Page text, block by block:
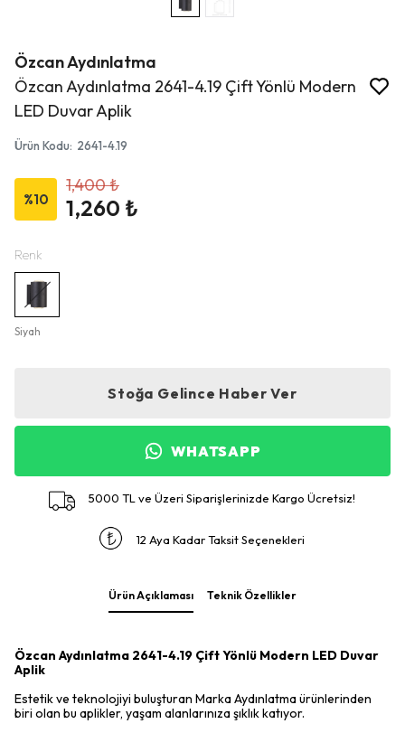
Özcan Aydınlatma
Özcan Aydınlatma 2641-4.19 Çift Yönlü Modern
LED Duvar Aplik
Ürün Kodu: 2641-4.19
%10
1,400 ₺
1,260 ₺
Renk
Siyah
Stoğa Gelince Haber Ver
WHATSAPP
5000 TL ve Üzeri Siparişlerinizde Kargo Ücretsiz!
12 Aya Kadar Taksit Seçenekleri
Ürün Açıklaması Teknik Özellikler
Özcan Aydınlatma 2641-4.19 Çift Yönlü Modern LED Duvar
Aplik
Estetik ve teknolojiyi buluşturan Marka Aydınlatma ürünlerinden
biri olan bu aplikler, yaşam alanlarınıza şıklık katıyor.